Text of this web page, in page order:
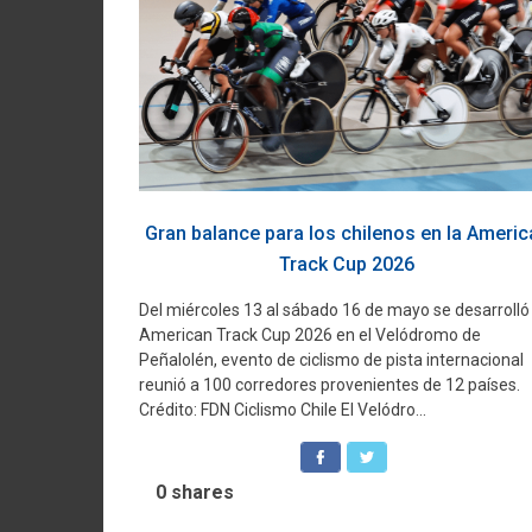
Gran balance para los chilenos en la
Track Cup 2026
Del miércoles 13 al sábado 16 de mayo se desarrolló
American Track Cup 2026 en el Velódromo de
Peñalolén, evento de ciclismo de pista internacional
reunió a 100 corredores provenientes de 12 países.
Crédito: FDN Ciclismo Chile El Velódro...
0 shares